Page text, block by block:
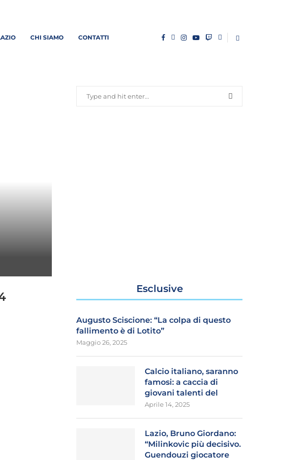
CHI SIAMO CONTATTI
Esclusive
Augusto Sciscione: “La colpa di questo
fallimento è di Lotito”
Maggio 26, 2025
Calcio italiano, saranno
famosi: a caccia di
giovani talenti del
Aprile 14, 2025
Lazio, Bruno Giordano:
“Milinkovic più decisivo.
Guendouzi giocatore